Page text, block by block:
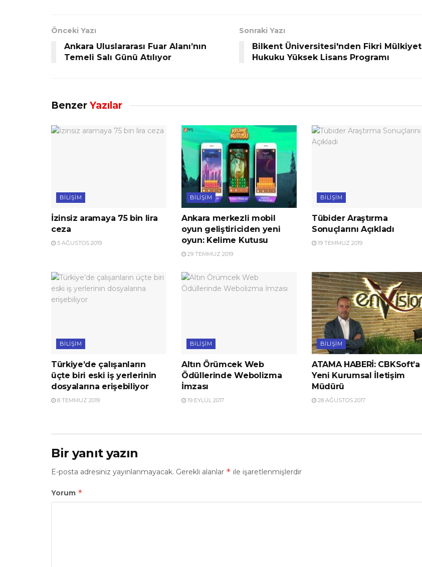
Önceki Yazı
Ankara Uluslararası Fuar Alanı’nın
Temeli Salı Günü Atılıyor
Sonraki Yazı
Bilkent Üniversitesi'nden Fikri Mülkiyet
Hukuku Yüksek Lisans Programı
Benzer Yazılar
BILIŞIM
İzinsiz aramaya 75 bin lira
ceza
5 AĞUSTOS 2019
BILIŞIM
Ankara merkezli mobil
oyun geliştiriciden yeni
oyun: Kelime Kutusu
29 TEMMUZ 2019
BILIŞIM
Tübider Araştırma
Sonuçlarını Açıkladı
19 TEMMUZ 2019
BILIŞIM
Türkiye’de çalışanların
üçte biri eski iş yerlerinin
dosyalarına erişebiliyor
8 TEMMUZ 2019
BILIŞIM
Altın Örümcek Web
Ödüllerinde Webolizma
İmzası
19 EYLÜL 2017
BILIŞIM
ATAMA HABERİ: CBKSoft’a
Yeni Kurumsal İletişim
Müdürü
28 AĞUSTOS 2017
Bir yanıt yazın
E-posta adresiniz yayınlanmayacak. Gerekli alanlar * ile işaretlenmişlerdir
Yorum *